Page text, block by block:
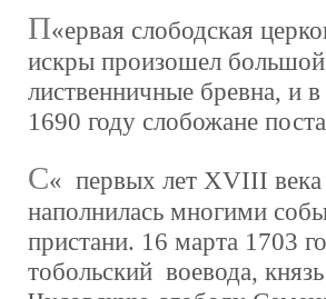
П ервая слободская
искры произошел
лиственничные бревна, и
1690 году слобожане
С
первых лет XVIII века
наполнилась многими
пристани. 16 марта 1703
тобольский воевода,